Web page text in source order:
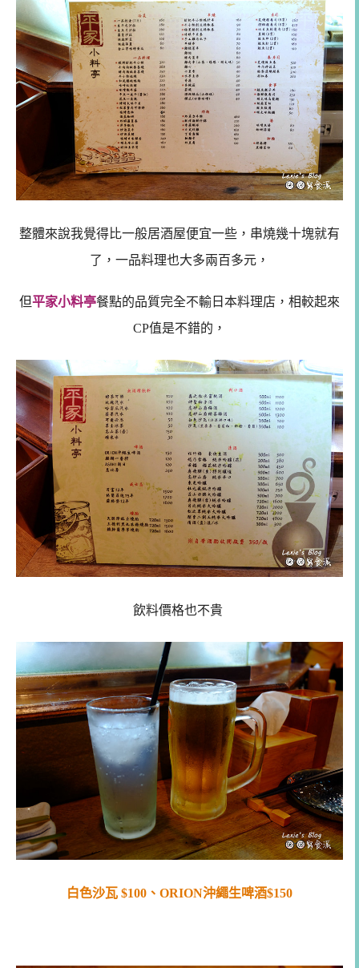
整體來說我覺得比一般居酒屋便宜一些，串燒幾十塊就有
了，一品料理也大多兩百多元，
但平家小料亭餐點的品質完全不輸日本料理店，相較起來
CP值是不錯的，
飲料價格也不貴
白色沙瓦 $100、ORION沖繩生啤酒$150